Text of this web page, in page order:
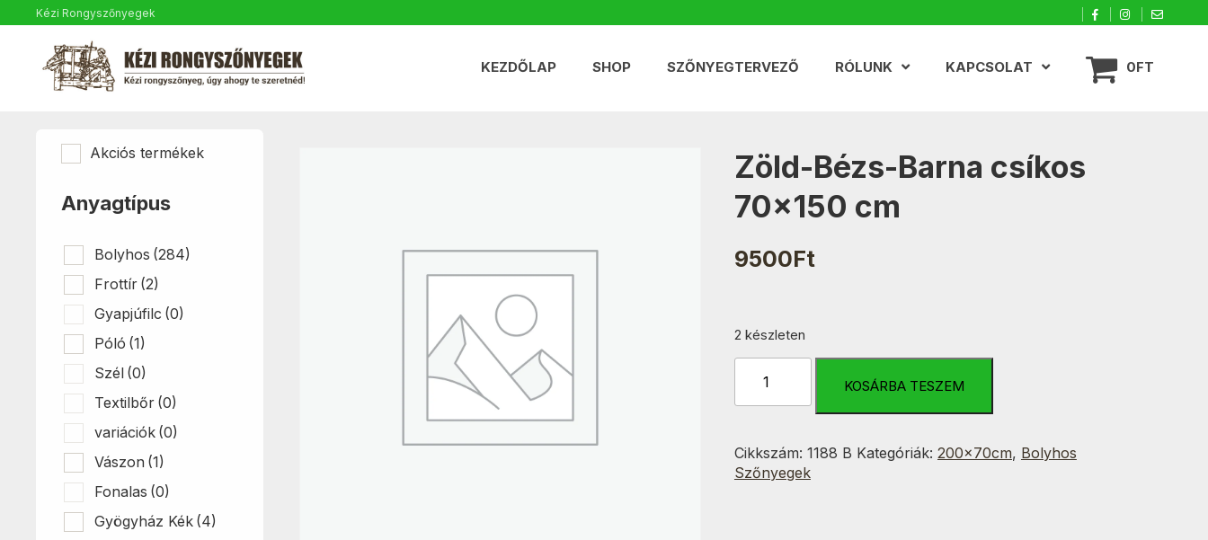
Kézi Rongyszőnyegek
KEZDŐLAP SHOP SZŐNYEGTERVEZŐ RÓLUNK KAPCSOLAT 0FT
Zöld-Bézs-Barna csíkos
70×150 cm
9500Ft
2 készleten
Bézs-
Barna
70x150
cm
mennyiség
KOSÁRBA TESZEM
Cikkszám: 1188 B Kategóriák: 200x70cm, Bolyhos
Szőnyegek
Akciós termékek
Anyagtípus
Bolyhos (284)
Frottír (2)
Gyapjúfilc (0)
Póló (1)
Szél (0)
Textilbőr (0)
variációk (0)
Vászon (1)
Fonalas (0)
Gyögyház Kék (4)